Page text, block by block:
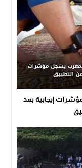
إيجابية بعد